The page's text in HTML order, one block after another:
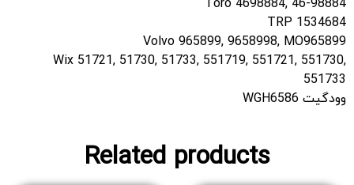
Toro 4698884, 46-98884
TRP 1534684
Volvo 965899, 9658998, MO965899
Wix 51721, 51730, 51733, 551719, 551721, 551730,
551733
وودگیت WGH6586
Related products